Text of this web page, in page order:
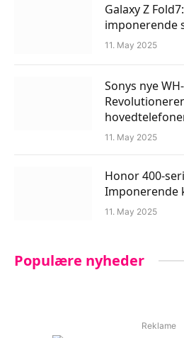
Galaxy Z
imponerende
11. May 2025
Sonys nye
11. May 2025
Honor 400-
Imponerende
11. May 2025
Populære nyheder
Reklame